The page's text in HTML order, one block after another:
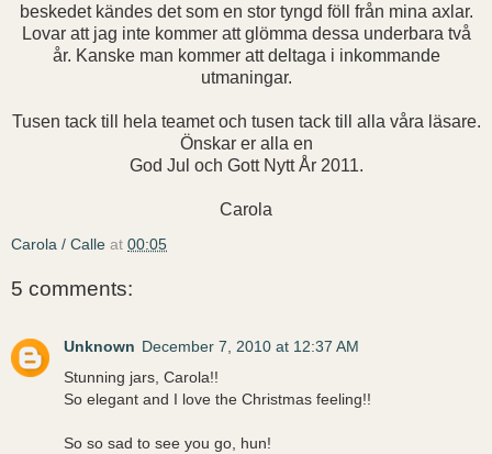
beskedet kändes det som en stor tyngd föll från mina axlar.
Lovar att jag inte kommer att glömma dessa underbara två
år. Kanske man kommer att deltaga i inkommande
utmaningar.
Tusen tack till hela teamet och tusen tack till alla våra läsare.
Önskar er alla en
God Jul och Gott Nytt År 2011.
Carola
Carola / Calle at 00:05
5 comments:
Unknown December 7, 2010 at 12:37 AM
Stunning jars, Carola!!
So elegant and I love the Christmas feeling!!
So so sad to see you go, hun!